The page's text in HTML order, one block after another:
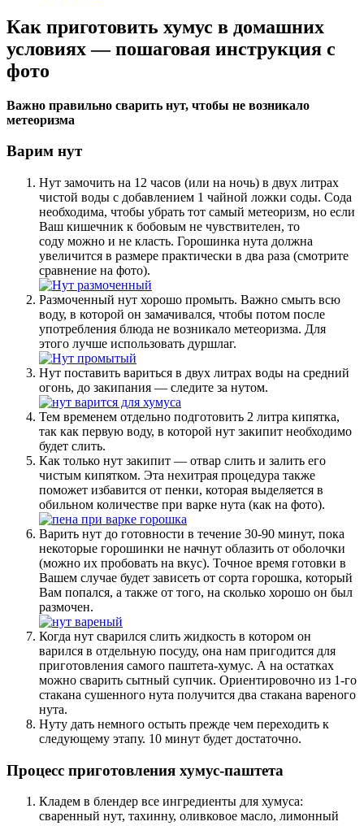
Как приготовить хумус в домашних
условиях — пошаговая инструкция с
фото
Важно правильно сварить нут, чтобы не возникало
метеоризма
Варим нут
Нут замочить на 12 часов (или на ночь) в двух литрах
чистой воды с добавлением 1 чайной ложки соды. Сода
необходима, чтобы убрать тот самый метеоризм, но если
Ваш кишечник к бобовым не чувствителен, то
соду можно и не класть. Горошинка нута должна
увеличится в размере практически в два раза (смотрите
сравнение на фото).
Размоченный нут хорошо промыть. Важно смыть всю
воду, в которой он замачивался, чтобы потом после
употребления блюда не возникало метеоризма. Для
этого лучше использовать дуршлаг.
Нут поставить вариться в двух литрах воды на средний
огонь, до закипания — следите за нутом.
Тем временем отдельно подготовить 2 литра кипятка,
так как первую воду, в которой нут закипит необходимо
будет слить.
Как только нут закипит — отвар слить и залить его
чистым кипятком. Эта нехитрая процедура также
поможет избавится от пенки, которая выделяется в
обильном количестве при варке нута (как на фото).
Варить нут до готовности в течение 30-90 минут, пока
некоторые горошинки не начнут облазить от оболочки
(можно их пробовать на вкус). Точное время готовки в
Вашем случае будет зависеть от сорта горошка, который
Вам попался, а также от того, на сколько хорошо он был
размочен.
Когда нут сварился слить жидкость в котором он
варился в отдельную посуду, она нам пригодится для
приготовления самого паштета-хумус. А на остатках
можно сварить сытный супчик. Ориентировочно из 1-го
стакана сушенного нута получится два стакана вареного
нута.
Нуту дать немного остыть прежде чем переходить к
следующему этапу. 10 минут будет достаточно.
Процесс приготовления хумус-паштета
Кладем в блендер все ингредиенты для хумуса:
сваренный нут, тахинну, оливковое масло, лимонный